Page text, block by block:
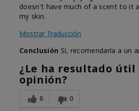
doesn't have much of a scent to it
my skin.
Mostrar Traducción
Conclusión Sí, recomendaría a un
¿Le ha resultado útil
opinión?
6 0